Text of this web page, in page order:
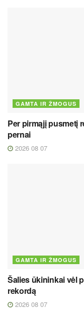
GAMTA IR ŽMOGUS
Per pirmąjį pusmetį
pernai
2026 08 07
GAMTA IR ŽMOGUS
Šalies ūkininkai vėl
rekordą
2026 08 07